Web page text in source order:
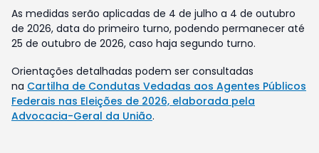
As medidas serão aplicadas de 4 de julho a 4 de outubro
de 2026, data do primeiro turno, podendo permanecer até
25 de outubro de 2026, caso haja segundo turno.
Orientações detalhadas podem ser consultadas
na Cartilha de Condutas Vedadas aos Agentes Públicos
Federais nas Eleições de 2026, elaborada pela
Advocacia-Geral da União.